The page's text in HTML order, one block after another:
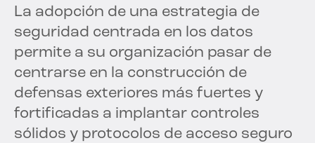
La adopción de una estrategia de
seguridad centrada en los datos
permite a su organización pasar de
centrarse en la construcción de
defensas exteriores más fuertes y
fortificadas a implantar controles
sólidos y protocolos de acceso seguro